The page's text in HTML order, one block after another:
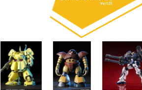
ー
検
索